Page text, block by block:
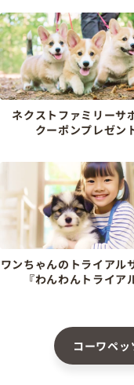
ネクストファミリーサ
クーポンプレゼン
ワンちゃんのトライアル
『わんわんトライア
コーワペ